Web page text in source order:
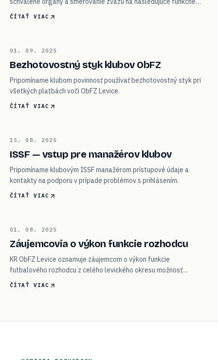
obdobie.
ČÍTAŤ VIAC
04
SEKRETARIÁT
01. 09. 2025
Bezhotovostný styk klubov ObFZ
Pripomíname klubom povinnosť používať bezhotovostný styk pri
všetkých platbách voči ObFZ Levice.
ČÍTAŤ VIAC
05
ISSF
15. 08. 2025
ISSF — vstup pre manažérov klubov
Pripomíname klubovým ISSF manažérom prístupové údaje a
kontakty na podporu v prípade problémov s prihlásením.
ČÍTAŤ VIAC
06
ROZHODCOVIA
01. 08. 2025
Záujemcovia o výkon funkcie rozhodcu
KR ObFZ Levice oznamuje záujemcom o výkon funkcie
futbalového rozhodcu z celého levického okresu možnosť
kontaktu.
ČÍTAŤ VIAC